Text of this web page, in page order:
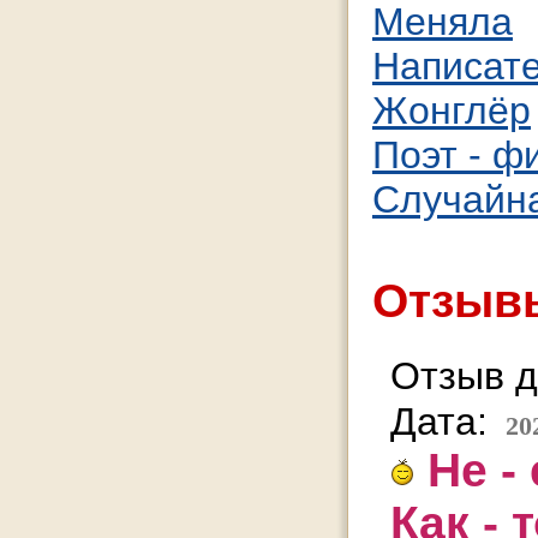
Меняла
Жонглёр
Поэт -
Отзыв
Дата:
Не -
Как -